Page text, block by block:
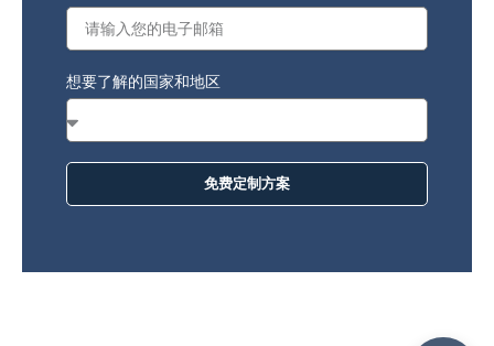
想要了解的国家和地区
免费定制方案